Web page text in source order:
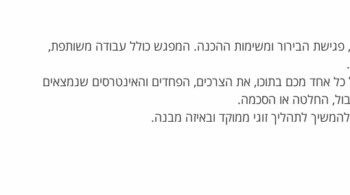
הבירור ומשימות ההכנה. המפגש כולל עבודה משותפת,
אחד מכם בתוכו, את הצרכים, הפחדים והאינטרסים שנמצאים
החלטה או הסכמה.
לתהליך זוגי ממוקד ובאיזה מבנה.